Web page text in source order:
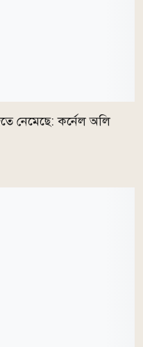
নেমেছে: কর্নেল অলি